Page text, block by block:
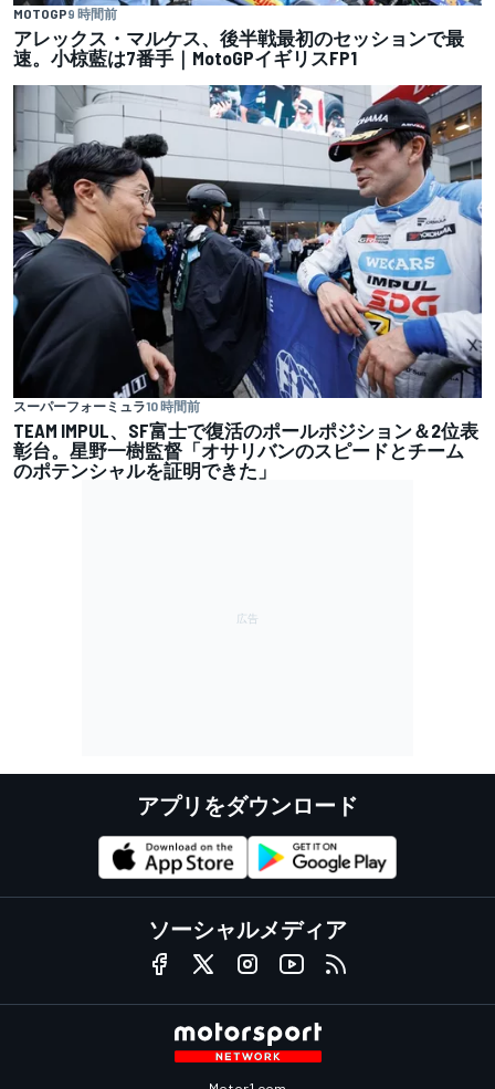
MOTOGP9 時間前
アレックス・マルケス、後半戦最初のセッションで最
速。小椋藍は7番手｜MotoGPイギリスFP1
スーパーフォーミュラ10 時間前
TEAM IMPUL、SF富士で復活のポールポジション＆2位表
彰台。星野一樹監督「オサリバンのスピードとチーム
のポテンシャルを証明できた」
アプリをダウンロード
ソーシャルメディア